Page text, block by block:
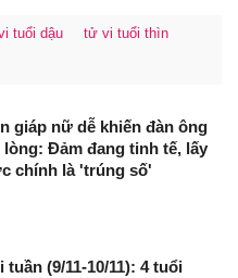
tuổi dậu
tử vi tuổi thìn
giáp nữ dễ khiến đàn ông
lòng: Đảm đang tinh tế, lấy
chính là 'trúng số'
tuần (9/11-10/11): 4 tuổi